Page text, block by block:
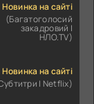
Новинка на сайті
(Багатоголосий
закадровий |
НЛО.TV)
Новинка на сайті
| Netflix)